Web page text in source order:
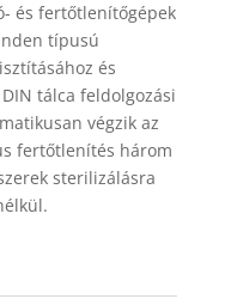
és fertőtlenítőgépek
típusú
és
tálca feldolgozási
végzik az
fertőtlenítés három
sterilizálásra